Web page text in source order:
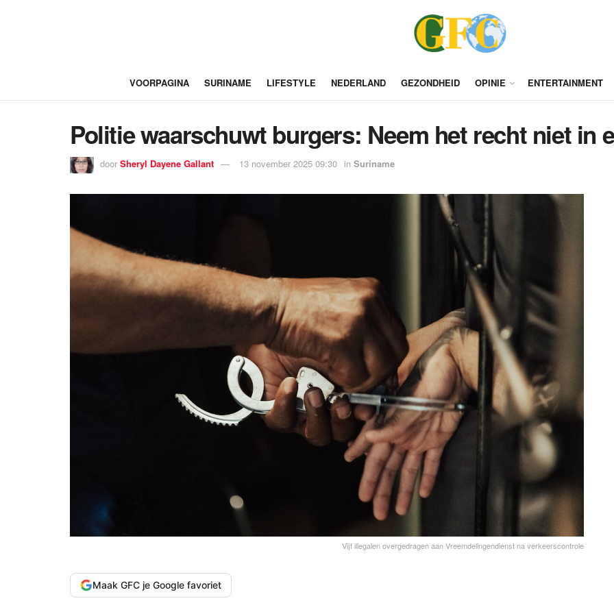
VOORPAGINA SURINAME LIFESTYLE NEDERLAND GEZONDHEID OPINIE ENTERTAINMENT
Politie waarschuwt burgers: Neem het recht niet in
door Sheryl Dayene Gallant 13 november 2025 09:30 in Suriname
Vijf illegalen overgedragen aan Vreemdelingendienst na verkeerscontrole
Maak GFC je Google favoriet